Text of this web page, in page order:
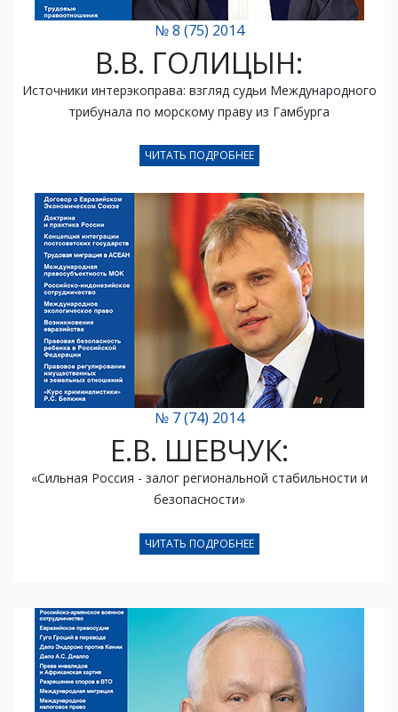
№ 8 (75) 2014
В.В. ГОЛИЦЫН:
Источники интерэкоправа: взгляд судьи Международного
трибунала по морскому праву из Гамбурга
ЧИТАТЬ ПОДРОБНЕЕ
№ 7 (74) 2014
Е.В. ШЕВЧУК:
«Сильная Россия - залог региональной стабильности и
безопасности»
ЧИТАТЬ ПОДРОБНЕЕ